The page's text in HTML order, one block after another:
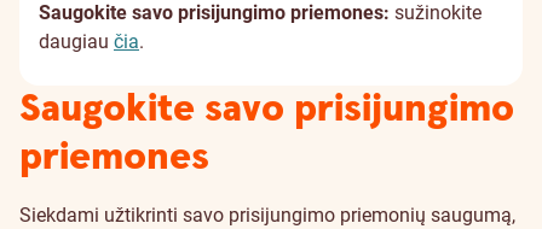
Saugokite savo prisijungimo priemones: sužinokite
daugiau čia.
Saugokite savo prisijungimo
priemones
Siekdami užtikrinti savo prisijungimo priemonių saugumą,